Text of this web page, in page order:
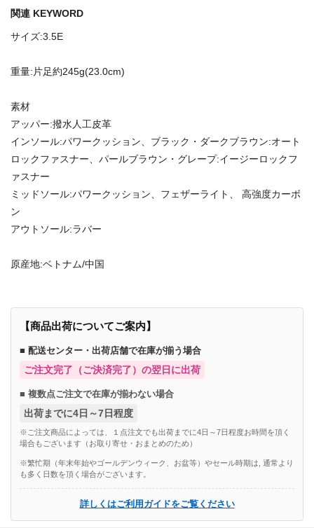
関連 KEYWORD
サイズ:3.5E
重量:片足約245g(23.0cm)
素材
アッパー:撥水人工皮革
インソール:パワークッション、ブラック・ダークブラウン:オート
ロックファスナー、パールブラウン・グレープ:イージーロックフ
ァスナー
ミッドソール:パワークッション、フェザーライト、 高強度カーボ
ン
アウトソール:ラバー
原産地:ベトナム/中国
【商品出荷についてご案内】
■ 配送センター・出荷店舗で在庫が揃う場合
ご注文完了（ご決済完了）の翌日に出荷
■ 複数点ご注文で在庫が揃わない場合
出荷までに4日～7日程度
※ご注文商品によっては、１点注文でも出荷までに4日～7日程度お時間を頂く
場合もございます（お取り寄せ・おまとめのため）
※繁忙期（年末年始やゴールデンウィーク、お盆等）やセール時期は, 通常より
も多く日数を頂く場合がございます。
詳しくはご利用ガイドをご覧ください